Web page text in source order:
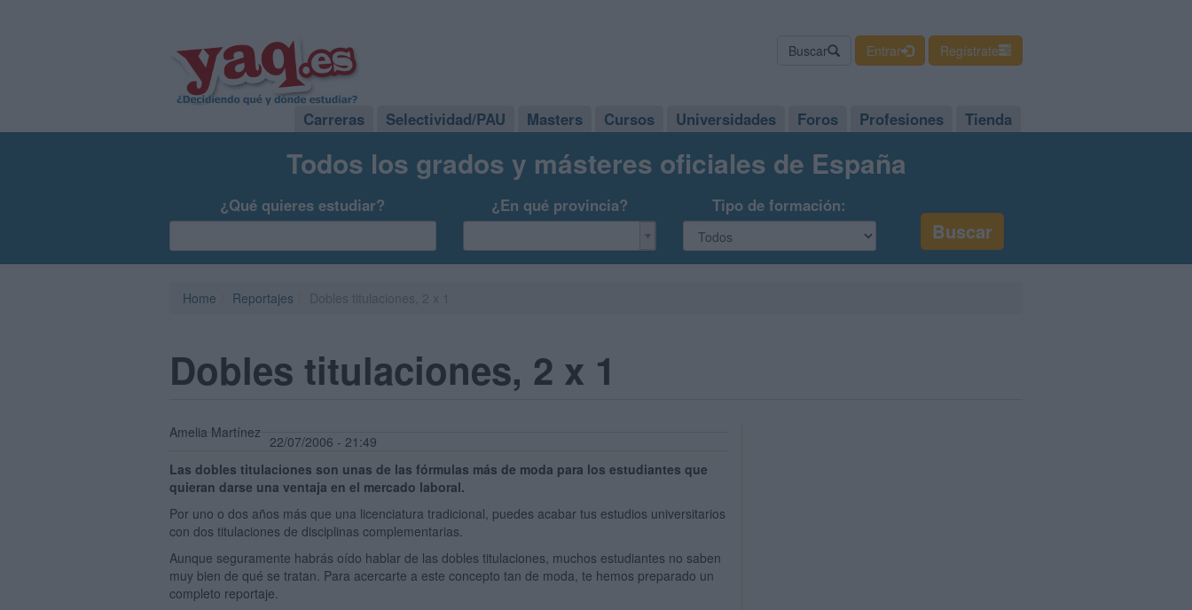
Buscar Entrar Regístrate
Carreras Selectividad/PAU Masters Cursos Universidades Foros Profesiones Tienda
Todos los grados y másteres oficiales de España
¿Qué quieres estudiar? ¿En qué provincia? Tipo de formación:
Home Reportajes
Dobles titulaciones, 2 x 1
Amelia Martínez
22/07/2006 - 21:49
Las dobles titulaciones son unas de las fórmulas más de moda para los estudiantes que
quieran darse una ventaja en el mercado laboral.
Por uno o dos años más que una licenciatura tradicional, puedes acabar tus estudios universitarios
con dos titulaciones de disciplinas complementarias.
Aunque seguramente habrás oído hablar de las dobles titulaciones, muchos estudiantes no saben
muy bien de qué se tratan. Para acercarte a este concepto tan de moda, te hemos preparado un
completo reportaje.